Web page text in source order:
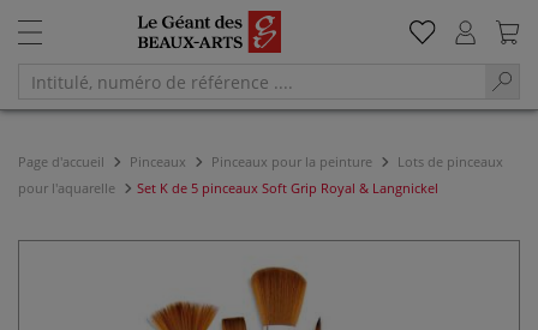
Page d'accueil Pinceaux Pinceaux pour la peinture
Lots de pinceaux
pour l'aquarelle
Set K de 5 pinceaux Soft Grip Royal & Langnickel